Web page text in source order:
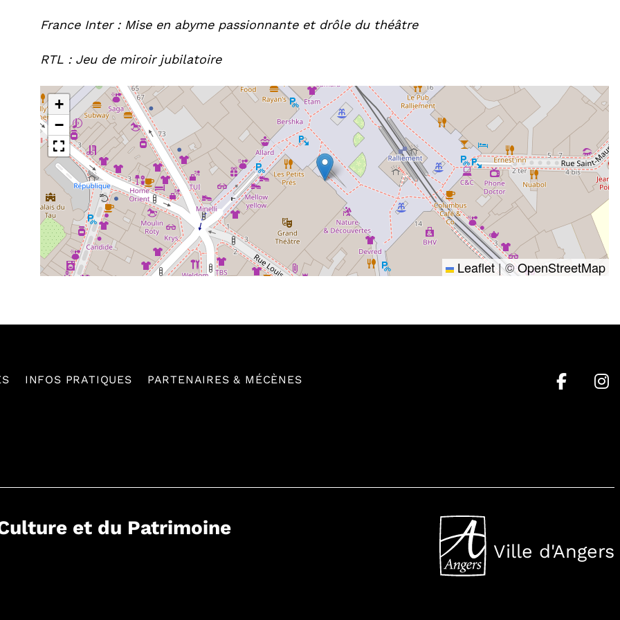
France Inter : Mise en abyme passionnante et drôle du théâtre
RTL : Jeu de miroir jubilatoire
+
−
Leaflet|©OpenStreetMap
INFOS PRATIQUES PARTENAIRES & MÉCÈNES
et du Patrimoine
Ville d'Angers
, Ouvre une